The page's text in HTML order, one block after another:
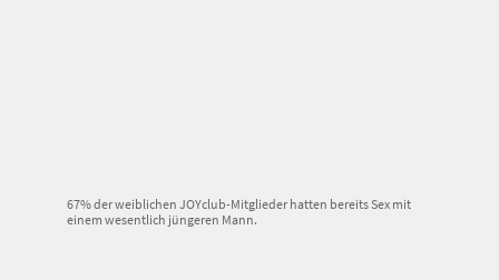
67% der weiblichen JOYclub-Mitglieder hatten bereits Sex mit
einem wesentlich jüngeren Mann.